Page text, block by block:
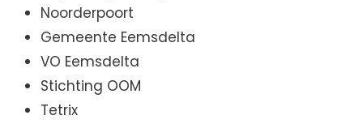
Noorderpoort
Gemeente Eemsdelta
VO Eemsdelta
Stichting OOM
Tetrix